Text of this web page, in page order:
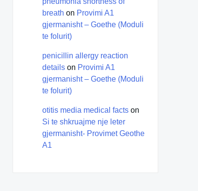
breath on Provimi A1
gjermanisht – Goethe (Moduli
te folurit)
penicillin allergy reaction
details on Provimi A1
gjermanisht – Goethe (Moduli
te folurit)
otitis media medical facts on
Si te shkruajme nje leter
gjermanisht- Provimet Geothe
A1